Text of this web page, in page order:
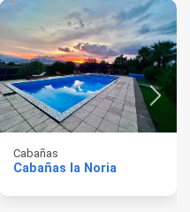
Cabañas
Cabañas la Noria